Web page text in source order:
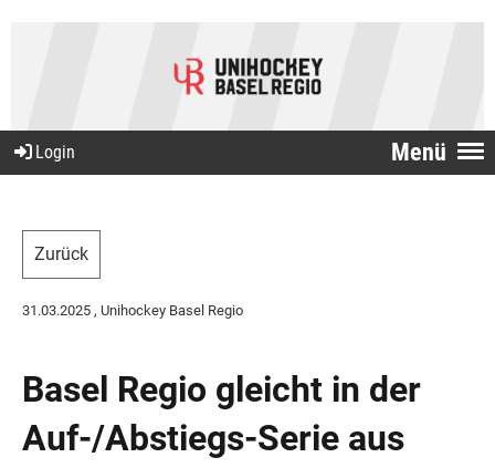
Menü
Login
Zurück
31.03.2025 , Unihockey Basel Regio
Basel Regio gleicht in der
Auf-/Abstiegs-Serie aus